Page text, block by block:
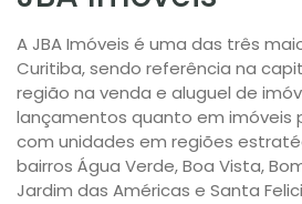
A JBA Imóveis é uma das três
Curitiba, sendo referência na
região na venda e aluguel de
lançamentos quanto em imóveis
com unidades em regiões
bairros Água Verde, Boa Vista,
Jardim das Américas e Santa